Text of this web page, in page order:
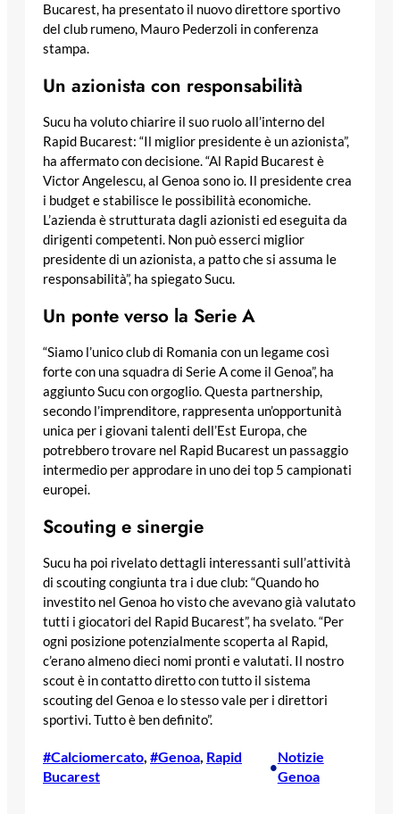
Bucarest, ha presentato il nuovo direttore sportivo
del club rumeno, Mauro Pederzoli in conferenza
stampa.
Un azionista con responsabilità
Sucu ha voluto chiarire il suo ruolo all’interno del
Rapid Bucarest: “Il miglior presidente è un azionista”,
ha affermato con decisione. “Al Rapid Bucarest è
Victor Angelescu, al Genoa sono io. Il presidente crea
i budget e stabilisce le possibilità economiche.
L’azienda è strutturata dagli azionisti ed eseguita da
dirigenti competenti. Non può esserci miglior
presidente di un azionista, a patto che si assuma le
responsabilità”, ha spiegato Sucu.
Un ponte verso la Serie A
“Siamo l’unico club di Romania con un legame così
forte con una squadra di Serie A come il Genoa”, ha
aggiunto Sucu con orgoglio. Questa partnership,
secondo l’imprenditore, rappresenta un’opportunità
unica per i giovani talenti dell’Est Europa, che
potrebbero trovare nel Rapid Bucarest un passaggio
intermedio per approdare in uno dei top 5 campionati
europei.
Scouting e sinergie
Sucu ha poi rivelato dettagli interessanti sull’attività
di scouting congiunta tra i due club: “Quando ho
investito nel Genoa ho visto che avevano già valutato
tutti i giocatori del Rapid Bucarest”, ha svelato. “Per
ogni posizione potenzialmente scoperta al Rapid,
c’erano almeno dieci nomi pronti e valutati. Il nostro
scout è in contatto diretto con tutto il sistema
scouting del Genoa e lo stesso vale per i direttori
sportivi. Tutto è ben definito”.
#Calciomercato #Genoa Rapid
Bucarest
•
Notizie
Genoa